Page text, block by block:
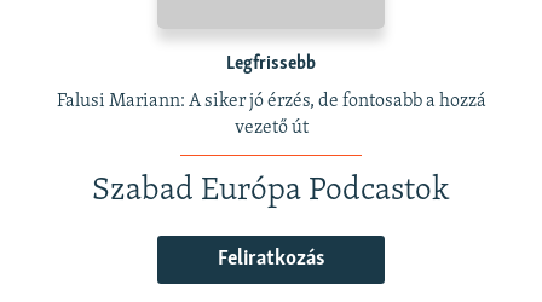
Legfrissebb
Falusi Mariann: A siker jó érzés, de fontosabb a hozzá
vezető út
Szabad Európa Podcastok
Feliratkozás